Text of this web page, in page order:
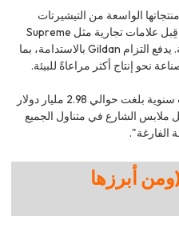
الواسعة من التيشيرتات
والسترات والهوديز بشكل متكرر من قِبل علامات تجارية مثل Supreme
وStüssy في مشاريع تعاونية مخصصة. يدفع التزام Gildan بالاستدامة، بما
نحو إنتاج أكثر مراعاةً للبيئة.
مع إيرادات سنوية بلغت حوالي 2.98 مليار دولار
يجعل ملابس الشارع في متناول الجميع
الفارغة".
أبرزها